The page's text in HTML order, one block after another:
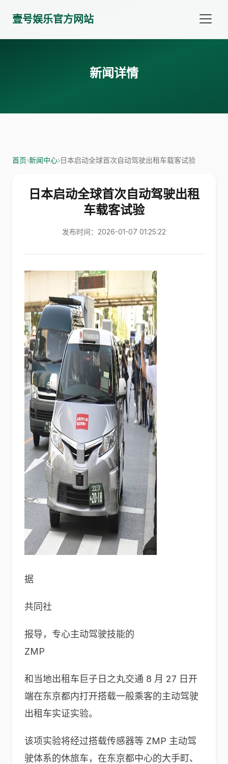
壹号娱乐官方网站
新闻详情
首页›新闻中心›日本启动全球首次自动驾驶出租车载客试验
日本启动全球首次自动驾驶出租
车载客试验
发布时间：2026-01-07 01:25:22
据
共同社
报导，专心主动驾驶技能的
ZMP
和当地出租车巨子日之丸交通 8 月 27 日开
端在东京都内打开搭载一般乘客的主动驾驶
出租车实证实验。
该项实验将经过搭载传感器等 ZMP 主动驾
驶体系的休旅车，在东京都中心的大手町、